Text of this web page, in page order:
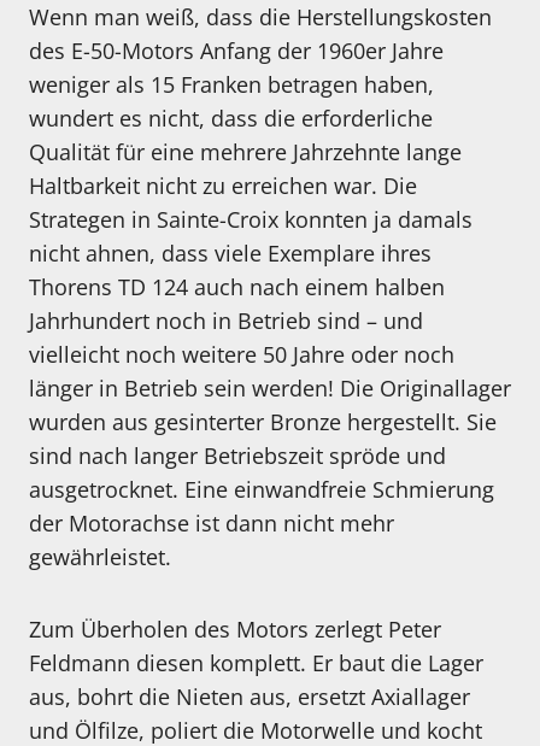
Wenn man weiß, dass die Herstellungskosten
des E-50-Motors Anfang der 1960er Jahre
weniger als 15 Franken betragen haben,
wundert es nicht, dass die erforderliche
Qualität für eine mehrere Jahrzehnte lange
Haltbarkeit nicht zu erreichen war. Die
Strategen in Sainte-Croix konnten ja damals
nicht ahnen, dass viele Exemplare ihres
Thorens TD 124 auch nach einem halben
Jahrhundert noch in Betrieb sind – und
vielleicht noch weitere 50 Jahre oder noch
länger in Betrieb sein werden! Die Originallager
wurden aus gesinterter Bronze hergestellt. Sie
sind nach langer Betriebszeit spröde und
ausgetrocknet. Eine einwandfreie Schmierung
der Motorachse ist dann nicht mehr
gewährleistet.
Zum Überholen des Motors zerlegt Peter
Feldmann diesen komplett. Er baut die Lager
aus, bohrt die Nieten aus, ersetzt Axiallager
und Ölfilze, poliert die Motorwelle und kocht